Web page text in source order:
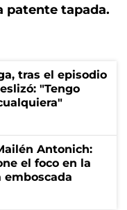
patente tapada.
tras el episodio
"Tengo
Antonich:
el foco en la
emboscada